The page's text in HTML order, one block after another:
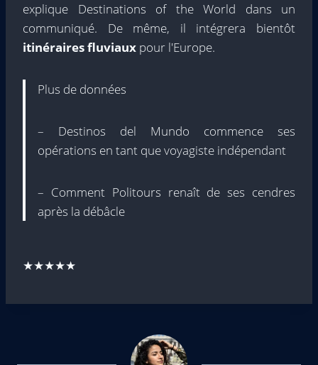
explique Destinations of the World dans un
communiqué. De même, il intégrera bientôt
itinéraires fluviaux pour l'Europe.
Plus de données
– Destinos del Mundo commence ses
opérations en tant que voyagiste indépendant
– Comment Politours renaît de ses cendres
après la débâcle
★★★★★